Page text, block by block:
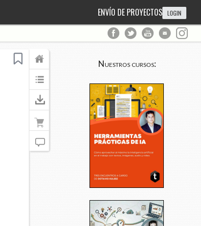
ENVÍO DE PROYECTOS LOGIN
Nuestros cursos: